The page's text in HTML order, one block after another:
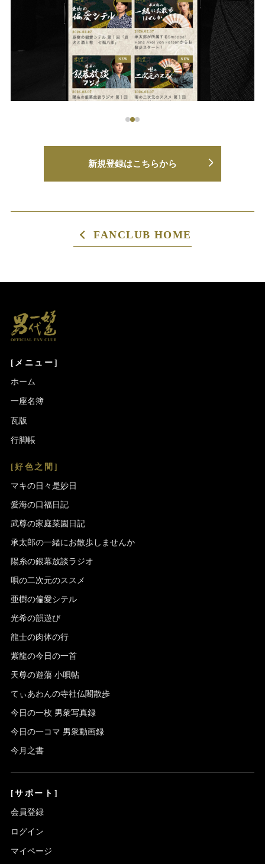
新規登録はこちらから
FANCLUB HOME
[メニュー]
ホーム
一座名簿
瓦版
行脚帳
[好色之間]
マキの日々是妙日
愛海の口福日記
武尊の家庭菜園日記
承太郎の一緒にお散歩しませんか
陽糸の銀幕放談ラジオ
唄の二次元のススメ
亜樹の偏愛シテル
光希の韻遊び
龍士の肉体の行
紫龍の今日の一首
天尊の遊蕩 小唄帖
てぃあわんの寺社仏閣散歩
今日の一枚 男衆写真録
今日の一コマ 男衆動画録
今月之書
[サポート]
会員登録
ログイン
マイページ